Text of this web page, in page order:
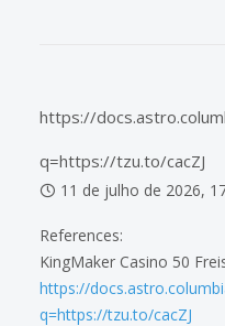
https://
q=https://tzu.to/cacZJ
11 de julho de 2026,
References:
KingMaker Casino 50
https://
q=https://tzu.to/cacZJ